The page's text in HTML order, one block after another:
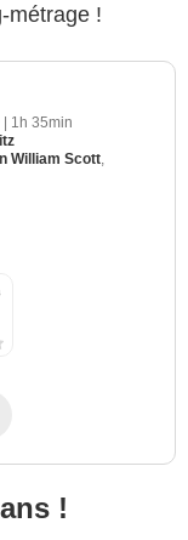
métrage !
| 1h 35min
William Scott
!